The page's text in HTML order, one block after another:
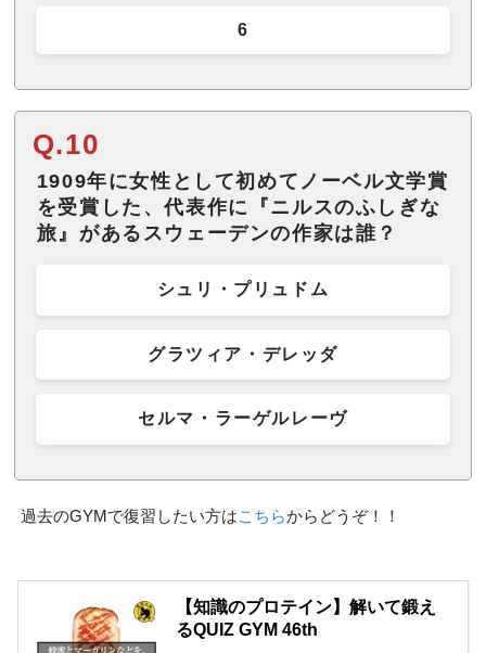
6
Q.10
1909年に女性として初めてノーベル文学賞
を受賞した、代表作に『ニルスのふしぎな
旅』があるスウェーデンの作家は誰？
シュリ・プリュドム
グラツィア・デレッダ
セルマ・ラーゲルレーヴ
過去のGYMで復習したい方はこちらからどうぞ！！
【知識のプロテイン】解いて鍛え
るQUIZ GYM 46th